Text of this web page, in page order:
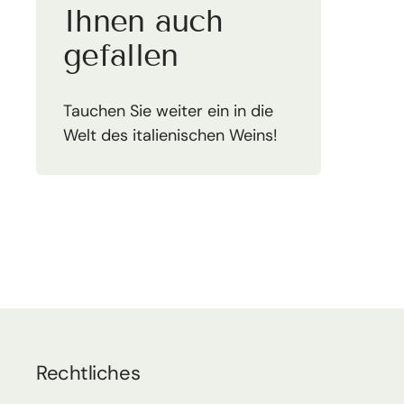
Ihnen auch
gefallen
Tauchen Sie weiter ein in die
Welt des italienischen Weins!
Rechtliches